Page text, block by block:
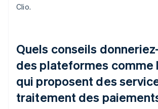
Clio.
Quels conseils
des plateformes comme
qui proposent des
traitement des